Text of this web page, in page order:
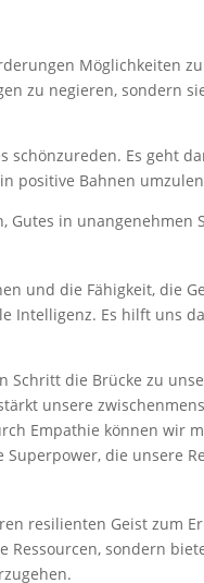
Möglichkeiten
zu negieren, sondern
schönzureden. Es geht
positive Bahnen
Gutes in unangenehmen
und die Fähigkeit, die
Intelligenz. Es hilft uns
Schritt die Brücke zu
unsere
Empathie können wir
die unsere
resilienten Geist zum
sondern